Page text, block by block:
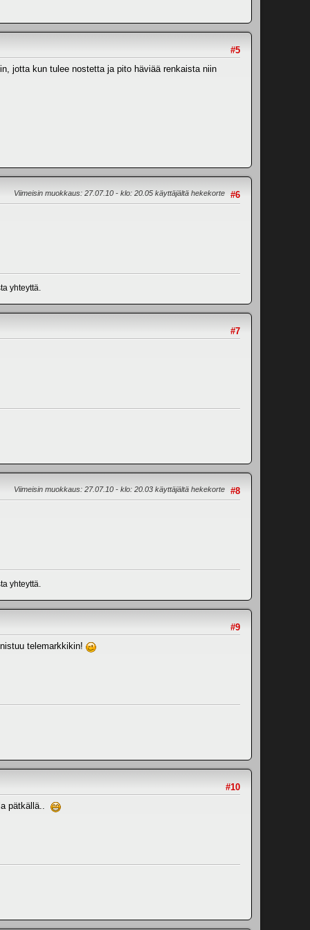
#5
jotta kun tulee nostetta ja pito häviää renkaista niin
#6
Viimeisin muokkaus: 27.07.10 - klo: 20.05 käyttäjältä hekekorte
yhteyttä.
#7
#8
Viimeisin muokkaus: 27.07.10 - klo: 20.03 käyttäjältä hekekorte
yhteyttä.
#9
telemarkkikin!
#10
pätkällä..